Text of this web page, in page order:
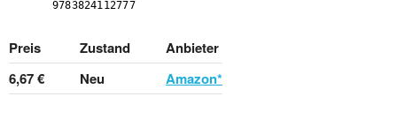
Preis Zustand
Anbieter
6,67 €
Neu Amazon*